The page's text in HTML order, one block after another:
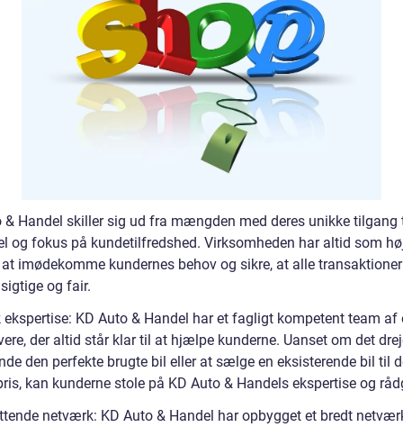
& Handel skiller sig ud fra mængden med deres unikke tilgang
og fokus på kundetilfredshed. Virksomheden har altid som
imødekomme kundernes behov og sikre, at alle
og fair.
KD Auto & Handel har et fagligt kompetent team af
der altid står klar til at hjælpe kunderne. Uanset om det
den perfekte brugte bil eller at sælge en eksisterende bil til
kan kunderne stole på KD Auto & Handels ekspertise og
netværk: KD Auto & Handel har opbygget et bredt